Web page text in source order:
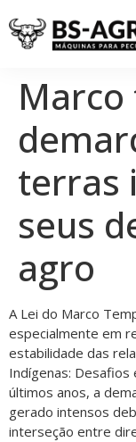
terras
seus
agro
A Lei do Marco
especialmente em
estabilidade das
Indígenas: Desafios
últimos anos, a
gerado intensos
interseção entre